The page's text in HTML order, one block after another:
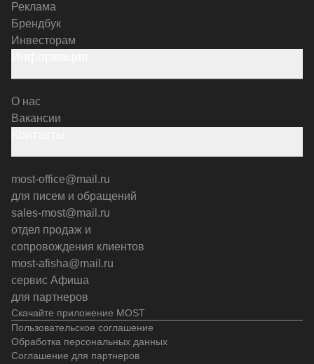
Скачайте приложение MOST
Реклама
Брендбук
Инвесторам
О нас
Вакансии
most-office@mail.ru
для писем и обращений
sales-most@mail.ru
отдел продаж и
сопровождения клиентов
most-afisha@mail.ru
сервис Афиша
для партнеров
Пользовательское соглашение
Обработка персональных данных
Соглашение для партнеров